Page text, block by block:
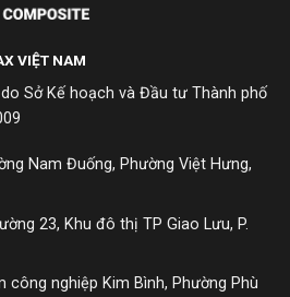
VIỆT NAM
Sở Kế hoạch và Đầu tư Thành phố
Nam Đuống, Phường Việt Hưng,
23, Khu đô thị TP Giao Lưu, P.
công nghiệp Kim Bình, Phường Phù